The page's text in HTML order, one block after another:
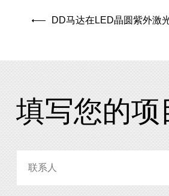
DD马达在LED晶圆紫外激
填写您的项